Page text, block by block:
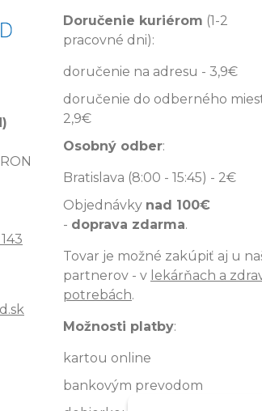
Doručenie kuriérom (1-2
pracovné dni):
doručenie na adresu - 3,9€
doručenie do odberného
2,9€
Osobný odber:
Bratislava (8:00 - 15:45) - 2€
Objednávky nad 100€
- doprava zdarma.
Tovar je možné zakúpiť aj u
partnerov - v lekárňach a
potrebách.
Možnosti platby:
kartou online
bankovým prevodom